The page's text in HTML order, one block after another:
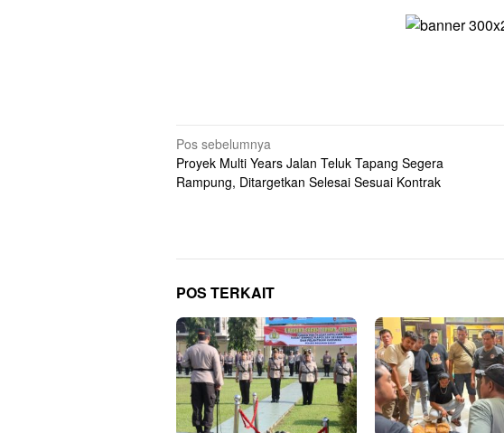
Navigasi
pos
Pos sebelumnya
Proyek Multi Years Jalan Teluk Tapang Segera
Rampung, Ditargetkan Selesai Sesuai Kontrak
POS TERKAIT